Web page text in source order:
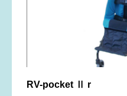
RV-pocket Ⅱ r